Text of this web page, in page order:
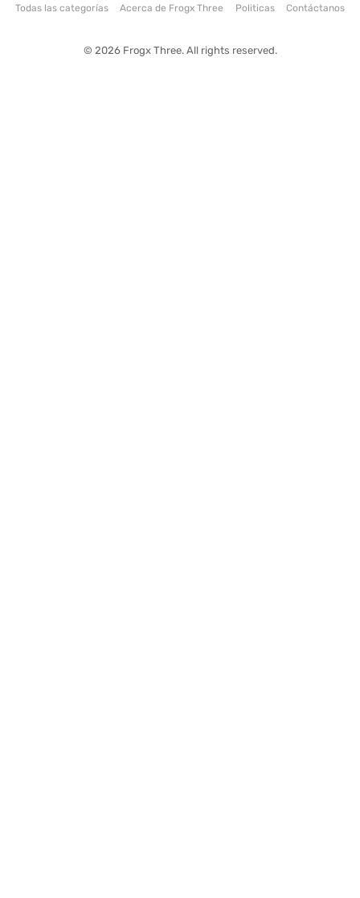
Todas las categorías Acerca de Frogx Three Politicas Contáctanos
© 2026 Frogx Three. All rights reserved.